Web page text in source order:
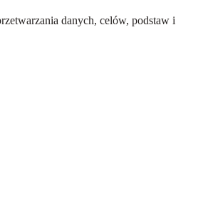
danych, celów, podstaw i